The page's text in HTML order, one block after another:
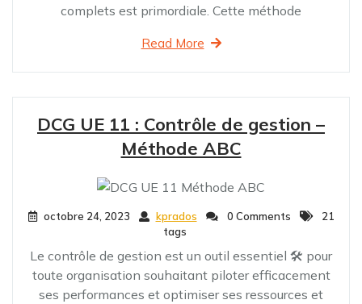
complets est primordiale. Cette méthode
Read More
DCG UE 11 : Contrôle de gestion –
Méthode ABC
octobre 24, 2023 kprados 0 Comments
21
tags
Le contrôle de gestion est un outil essentiel 🛠 pour
toute organisation souhaitant piloter efficacement
ses performances et optimiser ses ressources et